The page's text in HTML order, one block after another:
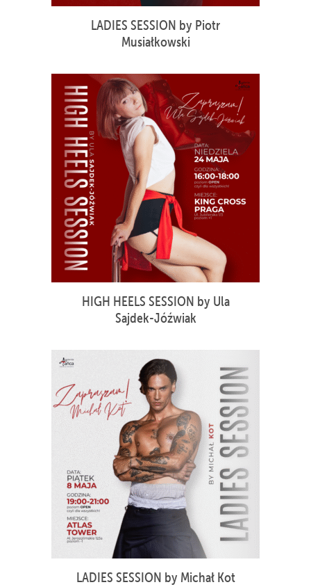
LADIES SESSION by Piotr
Musiałkowski
HIGH HEELS SESSION by Ula
Sajdek-Jóźwiak
LADIES SESSION by Michał Kot